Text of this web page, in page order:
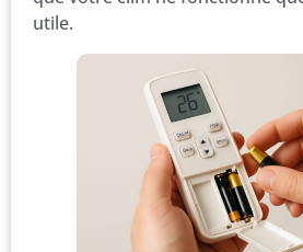
utile.